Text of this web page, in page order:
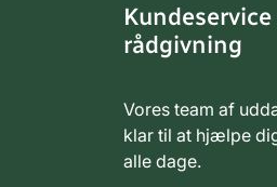
rådgivning
Vores team af
klar til at hjælpe
alle dage.